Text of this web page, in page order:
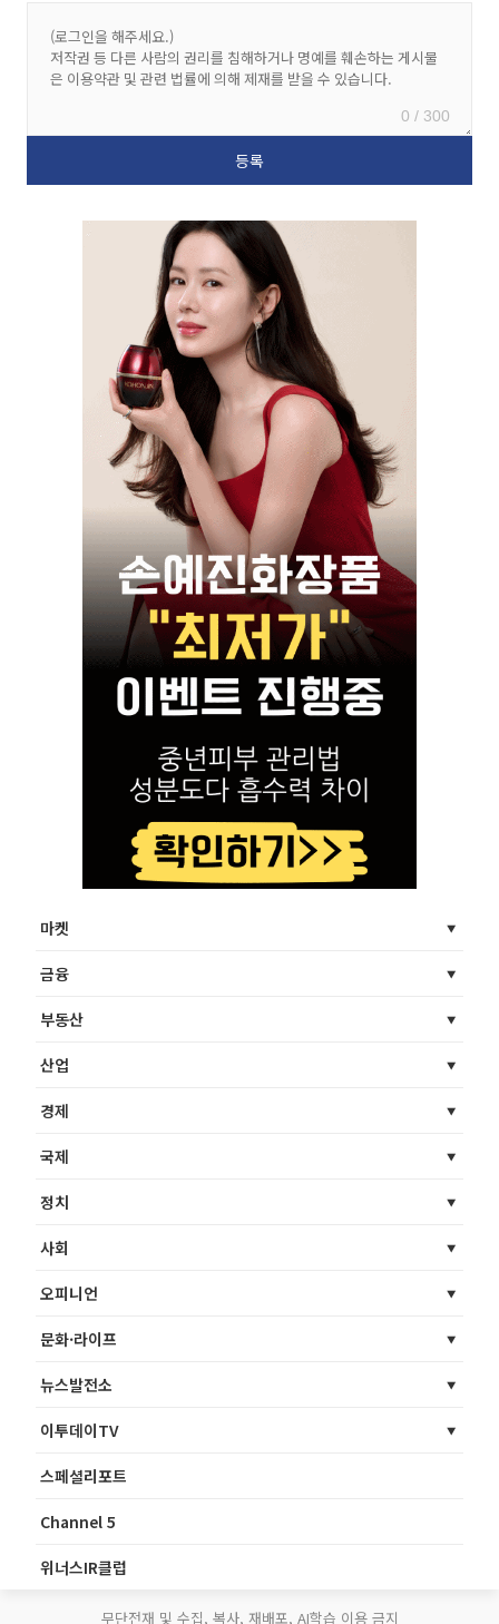
0 / 300
마켓
금융
부동산
산업
경제
국제
정치
사회
오피니언
문화·라이프
뉴스발전소
이투데이TV
스페셜리포트
Channel 5
위너스IR클럽
무단전재 및 수집, 복사, 재배포, AI학습 이용 금지